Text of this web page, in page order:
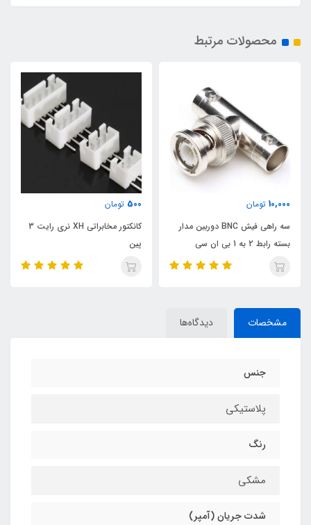
محصولات مرتبط
10,000 تومان
سه راهی فیش BNC دوربین مدار
بسته رابط 2 به 1 بی ان سی
500 تومان
کانکتور مخابراتی XH نری رایت 3
پین
مشخصات دیدگاه‌ها
جنس
پلاستیکی
رنگ
مشکی
شدت جریان (آمپر)